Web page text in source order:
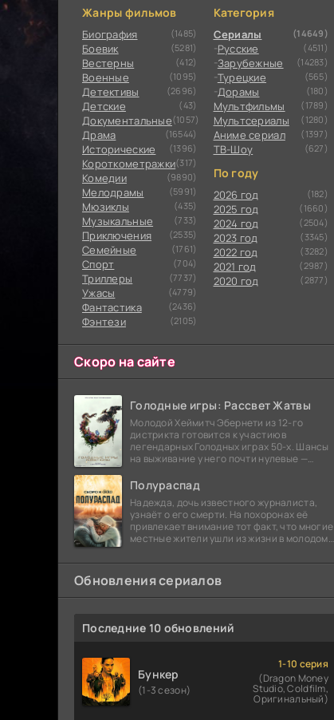
Жанры фильмов
Биография (1485)
Боевик (5281)
Вестерны (412)
Военные (1095)
Детективы (2696)
Детские (43)
Документальные(1057)
Драма (16544)
Исторические (1396)
Короткометражки(317)
Комедии (9890)
Мелодрамы (5991)
Мюзиклы (435)
Музыкальные (733)
Приключения (2535)
Семейные (1761)
Cпорт (704)
Триллеры (7737)
Ужасы (4779)
Фантастика (2436)
Фэнтези (2105)
Категория
Сериалы (14649)
Русские (4511)
Зарубежные (14283)
Турецкие (565)
Дорамы (180)
Мультфильмы (1789)
Мультсериалы (1280)
Аниме сериал (1397)
ТВ-Шоу (627)
По году
2026 год (182)
2025 год (1660)
2024 год (2504)
2023 год (3345)
2022 год (3282)
2021 год (2987)
2020 год (2877)
Скоро на сайте
Голодные игры: Рассвет Жатвы
Молодой Хеймитч Эбернети из 12-го
дистрикта готовится к участию в
легендарных Голодных играх 50-х. Шансы
на выживание у него почти нулевые —
победу еще сорок
Полураспад
Надежда, дочь известного журналиста,
узнаёт о его смерти. На похоронах её
привлекает внимание тот факт, что многие
местные жители ушли из жизни в молодом
бомбы
Обновления сериалов
Последние 10 обновлений
Бункер
(1-3 сезон)
1-10 серия
(Dragon Money
Studio, Coldfilm,
Оригинальный)